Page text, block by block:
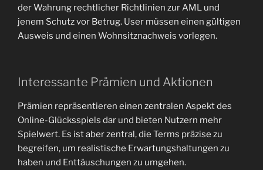
der Wahrung rechtlicher Richtlinien zur AML und
jenem Schutz vor Betrug. User müssen einen gültigen
Ausweis und einen Wohnsitznachweis vorlegen.
Interessante Prämien und Aktionen
Prämien repräsentieren einen zentralen Aspekt des
Online-Glücksspiels dar und bieten Nutzern mehr
Spielwert. Es ist aber zentral, die Terms präzise zu
begreifen, um realistische Erwartungshaltungen zu
haben und Enttäuschungen zu umgehen.